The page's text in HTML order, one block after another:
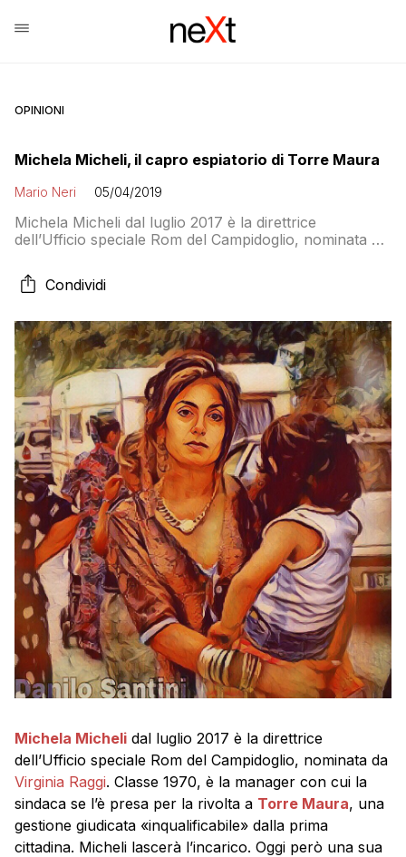
OPINIONI
Michela Micheli, il capro espiatorio di Torre Maura
Mario Neri 05/04/2019
Michela Micheli dal luglio 2017 è la direttrice
dell’Ufficio speciale Rom del Campidoglio, nominata da
sindaca se l’è presa per la rivolta a Torre Maura, una
gestione giudicata «inqualificabile» dalla prima
intervista al Messaggero firmata da Lorenzo […]
Condividi
Michela Micheli dal luglio 2017 è la direttrice
dell’Ufficio speciale Rom del Campidoglio, nominata da
Virginia Raggi. Classe 1970, è la manager con cui la
sindaca se l’è presa per la rivolta a Torre Maura, una
gestione giudicata «inqualificabile» dalla prima
cittadina. Micheli lascerà l’incarico. Oggi però una sua